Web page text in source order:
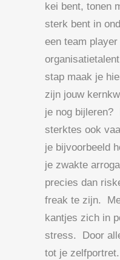
kei bent, tonen
sterk bent in
een team
stap maak je
zijn jouw
je nog bijleren?
sterktes ook
je bijvoorbeeld
je zwakte
precies dan
freak te zijn.
kantjes zich in
stress. Door
tot je